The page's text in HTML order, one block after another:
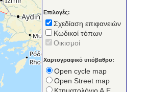
Επιλογές:
Σχεδίαση επιφανειών
Κωδικοί τόπων
Οικισμοί
Χαρτογραφικό υπόβαθρο:
Open cycle map
Open Street map